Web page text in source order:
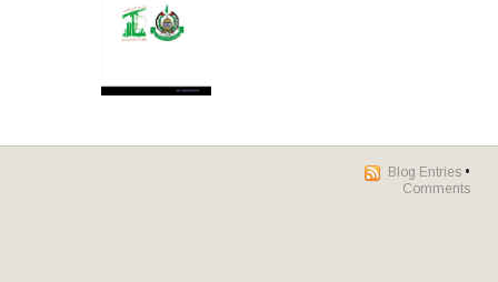
Blog Entries •
Comments